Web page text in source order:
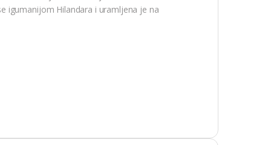
igumanijom Hilandara i uramljena je na